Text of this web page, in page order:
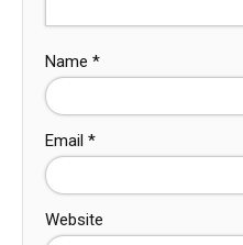
Name *
Email *
Website